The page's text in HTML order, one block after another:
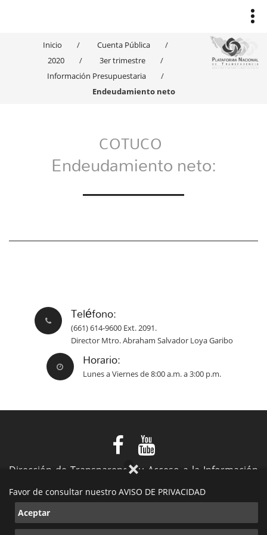
Favor de consultar nuestro AVISO DE PRIVACIDAD
Aceptar
Inicio
Cuenta Pública
2020
3er trimestre
Información Presupuestaria
Endeudamiento neto
COTUCO
Endeudamiento neto:
Teléfono:
(661) 614-9600 Ext. 2091.
Director Mtro. Abraham Salvador Loya Garibo
Horario:
Lunes a Viernes de 8:00 a.m. a 3:00 p.m.
Dirección de Transparencia y Acceso a la Información
Pública
VIII Ayuntamiento de Playas de Rosarito
2019-2021